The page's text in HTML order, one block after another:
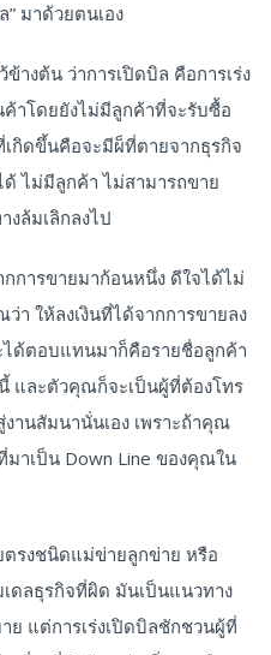
มาด้วยตนเอง
างต้น ว่าการเปิดบิล คือการเร่ง
าโดยยังไม่มีลูกค้าที่จะรับซื้อ
กิดขึ้นคือจะมีผ็ที่ตายจากธุรกิจ
ไม่มีลูกค้า ไม่สามารถขาย
ล้มเลิกลงไป
การขายมาก้อนหนึ่ง ดีใจได้ไม่
า ให้ลงเงินที่ได้จากการขายลง
ด้ตอบแทนมาก็คือรายชื่อลูกค้า
และตัวคุณก็จะเป็นผู้ที่ต้องโทร
านสัมนานั่นเอง เพราะถ้าคุณ
าเป็น Down Line ของคุณใน
ตรงชนิดแม่ข่ายลูกข่าย หรือ
ดลธุรกิจที่ผิด มันเป็นแนวทาง
แต่การเร่งเปิดบิลชักชวนผู้ที่